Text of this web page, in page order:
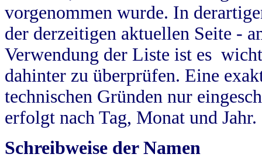
vorgenommen wurde. In
der derzeitigen aktuellen Seite -
Verwendung der Liste ist es
dahinter zu überprüfen. Eine
technischen Gründen nur
erfolgt nach Tag, Monat und Jahr.
Schreibweise der Namen